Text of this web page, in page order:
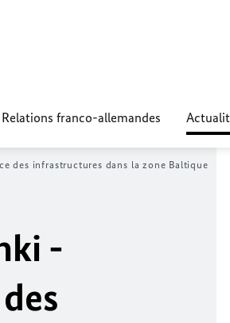
Relations franco-allemandes
des infrastructures dans la zone Baltique
-